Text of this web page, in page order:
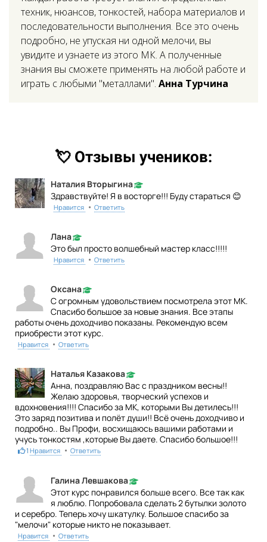
техник, нюансов, тонкостей, набора материалов и
последовательности выполнения. Все это очень
подробно, не упуская ни одной мелочи, вы
увидите и узнаете из этого МК. А полученные
знания вы сможете применять на любой работе и
играть с любыми "металлами". Анна Турчина
💘 Отзывы учеников:
Наталия Вторыгина
Здравствуйте! Я в восторге!!! Буду стараться 😊
Нравится • Ответить
Лана
Это был просто волшебный мастер класс!!!!!
Нравится • Ответить
Оксана
С огромным удовольствием посмотрела этот МК.
Спасибо большое за новые знания. Все этапы
работы очень доходчиво показаны. Рекомендую всем
приобрести этот курс.
Нравится • Ответить
Наталья Казакова
Анна, поздравляю Вас с праздником весны!!
Желаю здоровья, творческий успехов и
вдохновения!!!! Спасибо за МК, которыми Вы детилесь!!!
Это заряд позитива и полёт души!! Всё очень доходчиво и
подробно.. Вы Профи, восхищаюсь вашими работами и
учусь тонкостям ,которые Вы даете. Спасибо большое!!!
1 Нравится • Ответить
Галина Левшакова
Этот курс понравился больше всего. Все так как
я люблю. Попробовала сделать 2 бутылки золото
и серебро. Теперь хочу шкатулку. Большое спасибо за
"мелочи" которые никто не показывает.
Нравится • Ответить